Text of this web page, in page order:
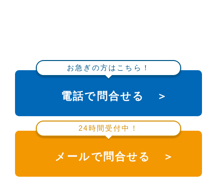
お急ぎの方はこちら！
電話で問合せる ＞
24時間受付中！
メールで問合せる ＞